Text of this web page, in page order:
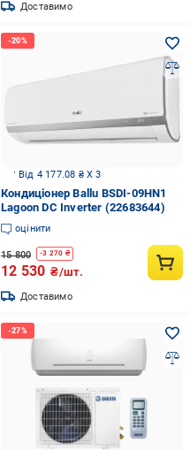
Доставимо
Від 4 177.08 ₴ X 3
Кондиціонер Ballu BSDI-09HN1
Lagoon DC Inverter (22683644)
оцінити
15 800 -3 270 ₴
12 530 ₴/шт.
Доставимо